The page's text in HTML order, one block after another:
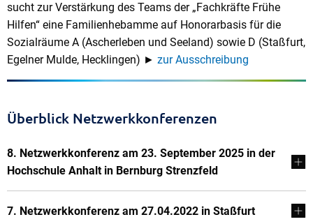
sucht zur Verstärkung des Teams der „Fachkräfte Frühe
Hilfen“ eine Familienhebamme auf Honorarbasis für die
Sozialräume A (Ascherleben und Seeland) sowie D (Staßfurt,
Egelner Mulde, Hecklingen) ► zur Ausschreibung
Überblick Netzwerkkonferenzen
8. Netzwerkkonferenz am 23. September 2025 in der
Hochschule Anhalt in Bernburg Strenzfeld
7. Netzwerkkonferenz am 27.04.2022 in Staßfurt